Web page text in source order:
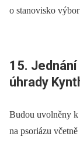
o stanovisko
15.
úhrady
Budou uvolněny
na psoriázu